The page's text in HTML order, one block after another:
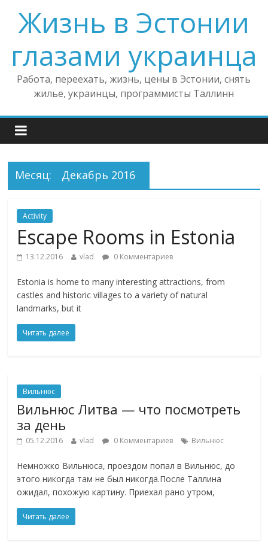
Жизнь в Эстонии
глазами украинца
Работа, переехать, жизнь, цены в Эстонии, снять
жилье, украинцы, программисты Таллинн
Месяц: Декабрь 2016
Activity
Escape Rooms in Estonia
13.12.2016 vlad 0 Комментариев
Estonia is home to many interesting attractions, from
castles and historic villages to a variety of natural
landmarks, but it
Читать далее
Вильнюс
Вильнюс Литва — что посмотреть
за день
05.12.2016 vlad 0 Комментариев Вильнюс
Немножко Вильнюса, проездом попал в Вильнюс, до
этого никогда там не был никогда.После Таллина
ожидал, похожую картину. Приехал рано утром,
Читать далее